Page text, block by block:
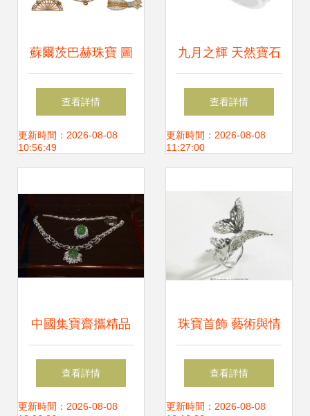
蘇爾茨巴赫珠寶 圖
庫中的璀璨藝術與
靈感寶庫
查看詳情
更新時間：2026-08-08
10:56:49
九月之輝 天然寶石
珠寶的珍藏與魅力
查看詳情
更新時間：2026-08-08
11:27:00
中國集寶齋攜精品
參展2011上海國際
珠寶首飾展覽會，
查看詳情
更新時間：2026-08-08
珠寶首飾 藝術與情
感的交融
查看詳情
更新時間：2026-08-08